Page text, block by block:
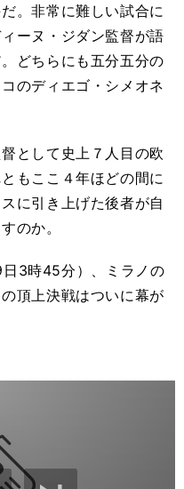
。非常に難しい試合に
ーヌ・ジダン監督が語
どちらにも五分五分の
のディエゴ・シメオネ
として史上７人目の欧
もここ４年ほどの間に
に引き上げた後者が自
のか。
3時45分）、ミラノの
頂上決戦はついに幕が